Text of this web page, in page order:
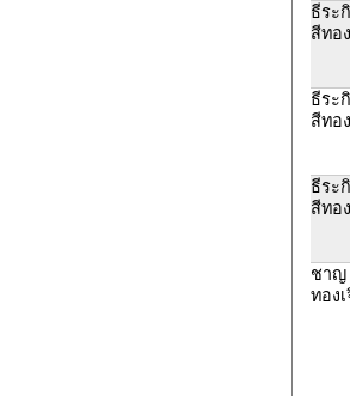
ธีระ
สีทอง
ธีระ
สีทอง
ธีระ
สีทอง
ชาญ
ทอง